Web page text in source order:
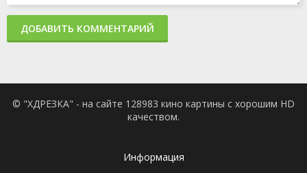
ДОБАВИТЬ КОММЕНТАРИЙ
© "ХДРЕЗКА" - на сайте 128983 кино картины с хорошим HD
качеством.
Информация